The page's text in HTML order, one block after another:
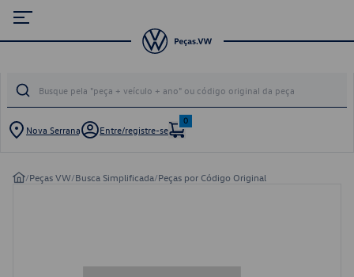
Nova Serrana Entre/registre-se
0
/Peças VW/Busca Simplificada/Peças por Código Original